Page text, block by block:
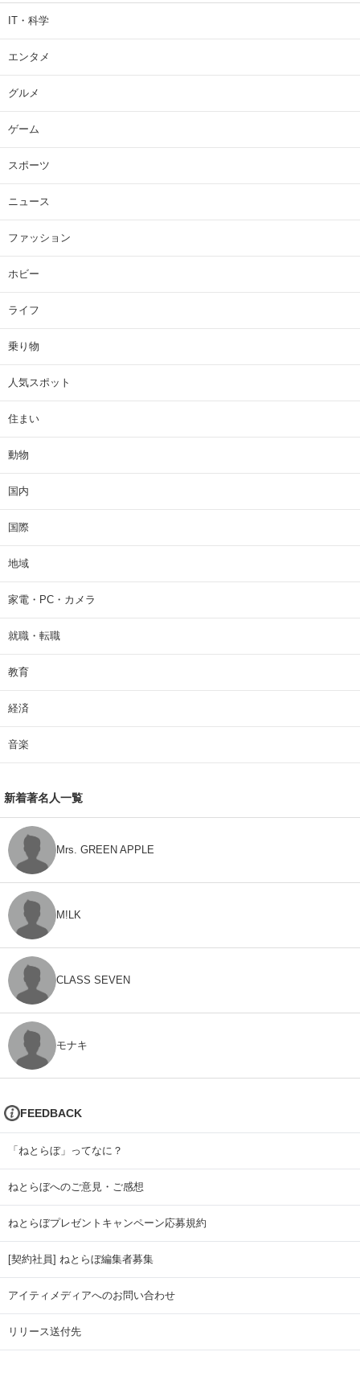
IT・科学
エンタメ
グルメ
ゲーム
スポーツ
ニュース
ファッション
ホビー
ライフ
乗り物
人気スポット
住まい
動物
国内
国際
地域
家電・PC・カメラ
就職・転職
教育
経済
音楽
新着著名人一覧
Mrs. GREEN APPLE
M!LK
CLASS SEVEN
モナキ
FEEDBACK
「ねとらぼ」ってなに？
ねとらぼへのご意見・ご感想
ねとらぼプレゼントキャンペーン応募規約
[契約社員] ねとらぼ編集者募集
アイティメディアへのお問い合わせ
リリース送付先